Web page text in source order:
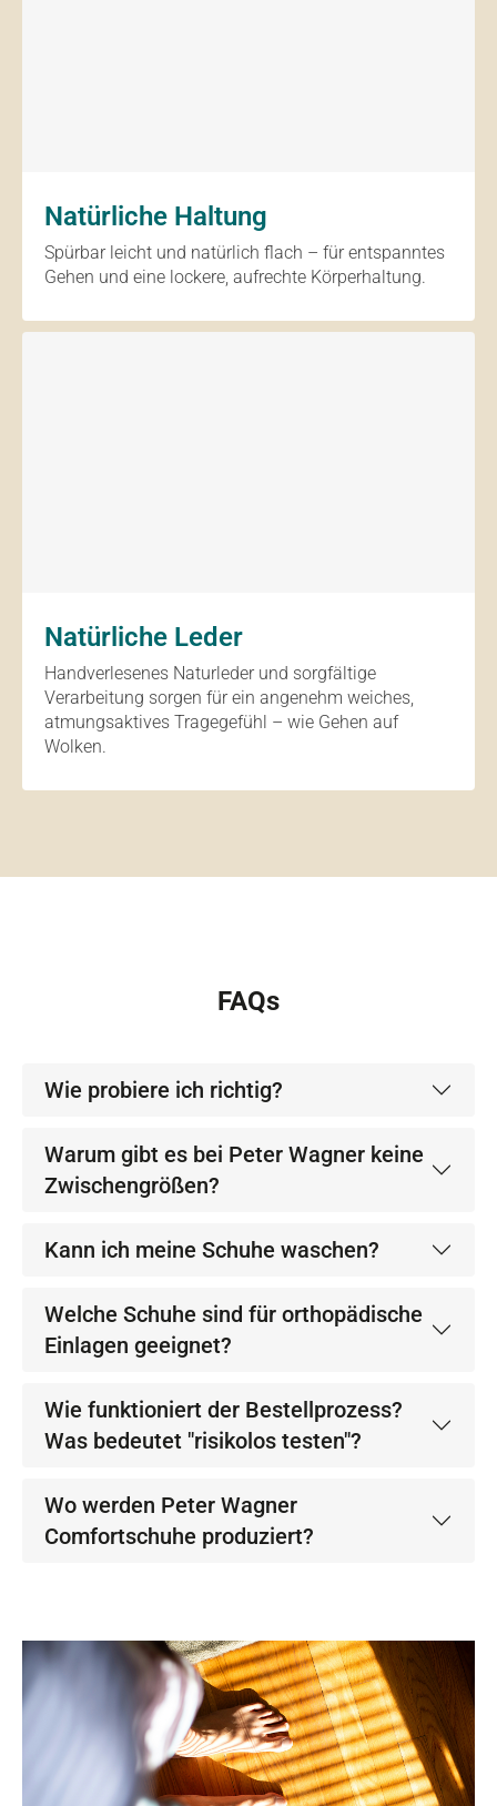
Natürliche Haltung
Spürbar leicht und natürlich flach – für entspanntes
Gehen und eine lockere, aufrechte Körperhaltung.
Natürliche Leder
Handverlesenes Naturleder und sorgfältige
Verarbeitung sorgen für ein angenehm weiches,
atmungsaktives Tragegefühl – wie Gehen auf
Wolken.
FAQs
Wie probiere ich richtig?
Warum gibt es bei Peter Wagner keine
Zwischengrößen?
Kann ich meine Schuhe waschen?
Welche Schuhe sind für orthopädische
Einlagen geeignet?
Wie funktioniert der Bestellprozess?
Was bedeutet "risikolos testen"?
Wo werden Peter Wagner
Comfortschuhe produziert?